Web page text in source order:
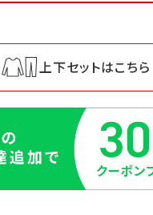
上下セットはこちら